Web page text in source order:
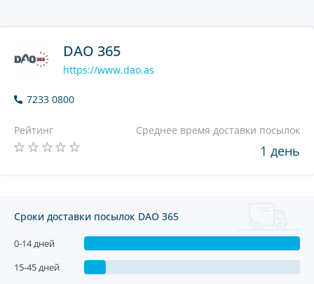
DAO 365
https://www.dao.as
7233 0800
Рейтинг Среднее время доставки посылок
1 день
Сроки доставки посылок DAO 365
0-14 дней
15-45 дней